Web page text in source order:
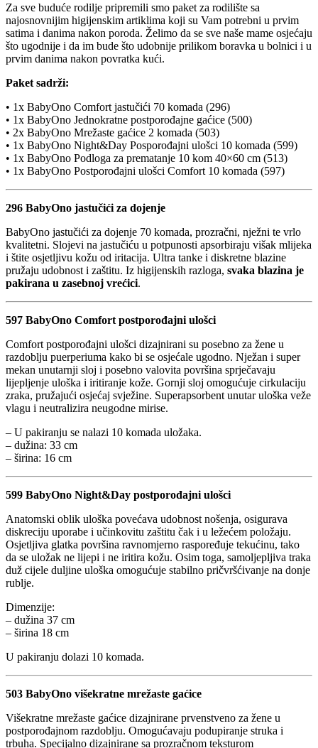
Za sve buduće rodilje pripremili smo paket za rodilište sa
najosnovnijim higijenskim artiklima koji su Vam potrebni u prvim
satima i danima nakon poroda. Želimo da se sve naše mame osjećaju
što ugodnije i da im bude što udobnije prilikom boravka u bolnici i u
prvim danima nakon povratka kući.
Paket sadrži:
• 1x BabyOno Comfort jastučići 70 komada (296)
• 1x BabyOno Jednokratne postporođajne gaćice (500)
• 2x BabyOno Mrežaste gaćice 2 komada (503)
• 1x BabyOno Night&Day Posporođajni ulošci 10 komada (599)
• 1x BabyOno Podloga za prematanje 10 kom 40×60 cm (513)
• 1x BabyOno Postporođajni ulošci Comfort 10 komada (597)
296 BabyOno jastučići za dojenje
BabyOno jastučići za dojenje 70 komada, prozračni, nježni te vrlo
kvalitetni. Slojevi na jastučiću u potpunosti apsorbiraju višak mlijeka
i štite osjetljivu kožu od iritacija. Ultra tanke i diskretne blazine
pružaju udobnost i zaštitu. Iz higijenskih razloga, svaka blazina je
pakirana u zasebnoj vrećici.
597 BabyOno Comfort postporođajni ulošci
Comfort postporođajni ulošci dizajnirani su posebno za žene u
razdoblju puerperiuma kako bi se osjećale ugodno. Nježan i super
mekan unutarnji sloj i posebno valovita površina sprječavaju
lijepljenje uloška i iritiranje kože. Gornji sloj omogućuje cirkulaciju
zraka, pružajući osjećaj svježine. Superapsorbent unutar uloška veže
vlagu i neutralizira neugodne mirise.
– U pakiranju se nalazi 10 komada uložaka.
– dužina: 33 cm
– širina: 16 cm
599 BabyOno Night&Day postporođajni ulošci
Anatomski oblik uloška povećava udobnost nošenja, osigurava
diskreciju uporabe i učinkovitu zaštitu čak i u ležećem položaju.
Osjetljiva glatka površina ravnomjerno raspoređuje tekućinu, tako
da se uložak ne lijepi i ne iritira kožu. Osim toga, samoljepljiva traka
duž cijele duljine uloška omogućuje stabilno pričvršćivanje na donje
rublje.
Dimenzije:
– dužina 37 cm
– širina 18 cm
U pakiranju dolazi 10 komada.
503 BabyOno višekratne mrežaste gaćice
Višekratne mrežaste gaćice dizajnirane prvenstveno za žene u
postporođajnom razdoblju. Omogućavaju podupiranje struka i
trbuha. Specijalno dizajnirane sa prozračnom teksturom